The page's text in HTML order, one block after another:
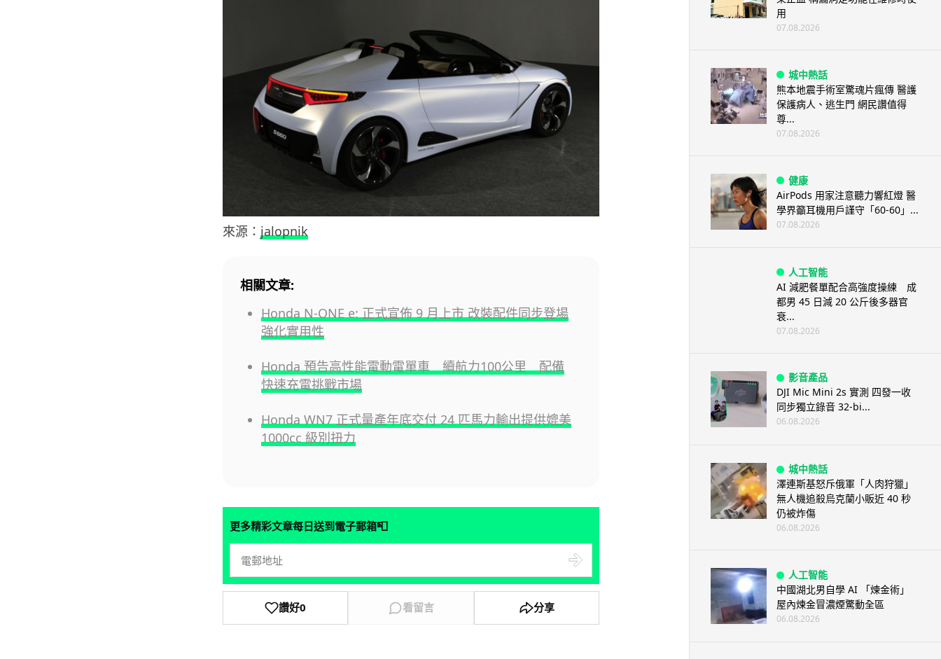
來源： jalopnik
相關文章:
Honda N-ONE e: 正式宣佈 9 月上市 改裝配件同步登場
強化實用性
Honda 預告高性能電動電單車 續航力100公里 配備
快速充電挑戰市場
Honda WN7 正式量產年底交付 24 匹馬力輸出提供媲美
1000cc 級別扭力
更多精彩文章每日送到電子郵箱📮
讚好0 看留言 分享
用
07.08.2026
城中熱話
熊本地震手術室驚魂片瘋傳 醫護
保護病人、逃生門 網民讚值得
尊...
07.08.2026
健康
AirPods 用家注意聽力響紅燈 醫
學界籲耳機用戶謹守「60-60」...
07.08.2026
人工智能
AI 減肥餐單配合高強度操練 成
都男 45 日減 20 公斤後多器官
衰...
07.08.2026
影音產品
DJI Mic Mini 2s 實測 四發一收
同步獨立錄音 32-bi...
06.08.2026
城中熱話
澤連斯基怒斥俄軍「人肉狩獵」
無人機追殺烏克蘭小販近 40 秒
仍被炸傷
06.08.2026
人工智能
中國湖北男自學 AI 「煉金術」
屋內煉金冒濃煙驚動全區
06.08.2026